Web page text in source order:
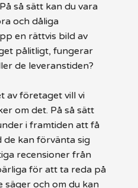
så sätt kan du vara
och dåliga
en rättvis bild av
pålitligt, fungerar
de leveranstiden?
av företaget vill vi
om det. På så sätt
i framtiden att få
kan förvänta sig
recensioner från
för att ta reda på
säger och om du kan